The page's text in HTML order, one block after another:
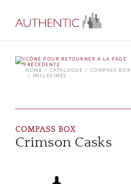
HOME
CATALOGUE COMPASS BOX
MILLÉSIMES
COMPASS BOX
Crimson Casks